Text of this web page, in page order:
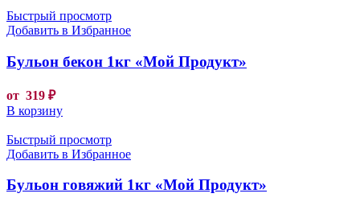
Быстрый просмотр
Добавить в Избранное
Бульон бекон 1кг «Мой Продукт»
от 319 ₽
В корзину
Быстрый просмотр
Добавить в Избранное
Бульон говяжий 1кг «Мой Продукт»